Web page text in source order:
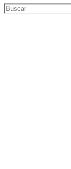
Buscar: